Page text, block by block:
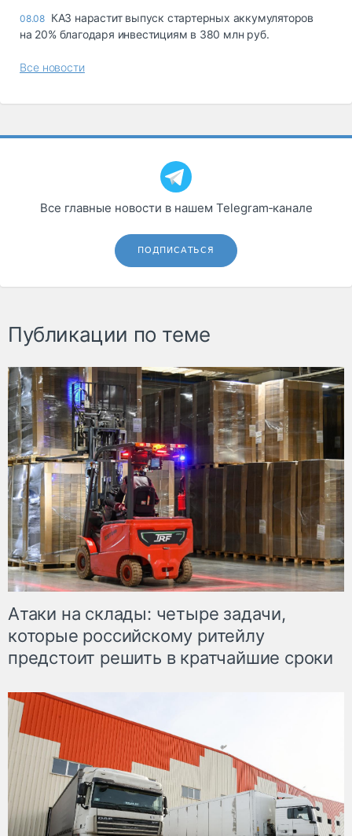
08.08 КАЗ нарастит выпуск стартерных аккумуляторов
на 20% благодаря инвестициям в 380 млн руб.
Все новости
Все главные новости в нашем Telegram‑канале
ПОДПИСАТЬСЯ
Публикации по теме
Атаки на склады: четыре задачи,
которые российскому ритейлу
предстоит решить в кратчайшие сроки